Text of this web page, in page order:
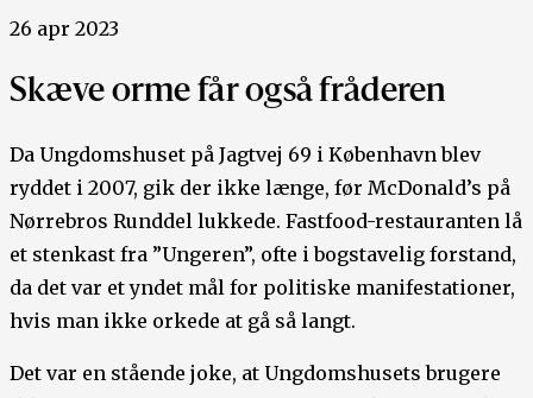
26 apr 2023
Skæve orme får også fråderen
Da Ungdomshuset på Jagtvej 69 i København blev
ryddet i 2007, gik der ikke længe, før McDonald’s på
Nørrebros Runddel lukkede. Fastfood-restauranten lå
et stenkast fra ”Ungeren”, ofte i bogstavelig forstand,
da det var et yndet mål for politiske manifestationer,
hvis man ikke orkede at gå så langt.
Det var en stående joke, at Ungdomshusets brugere